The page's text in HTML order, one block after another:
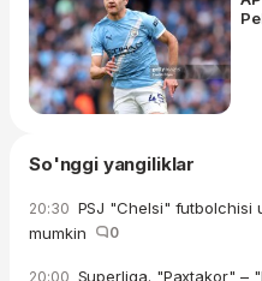
So'nggi yangiliklar
20:30 PSJ "Chelsi" futbolchisi
mumkin
0
20:00 Superliga. "Paxtakor" –